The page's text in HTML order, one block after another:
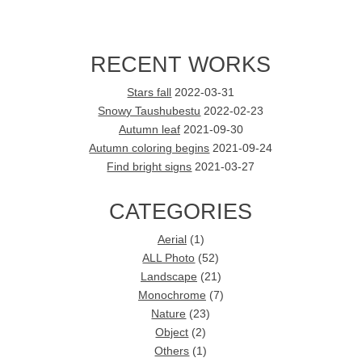
RECENT WORKS
Stars fall
2022-03-31
Snowy Taushubestu 2022-02-23
Autumn leaf2021-09-30
Autumn coloring begins 2021-09-24
Find bright signs 2021-03-27
CATEGORIES
Aerial(1)
ALL Photo (52)
Landscape (21)
Monochrome (7)
Nature (23)
Object (2)
Others (1)